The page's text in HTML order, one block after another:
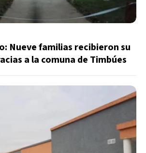
Nueve familias recibieron su
a la comuna de Timbúes